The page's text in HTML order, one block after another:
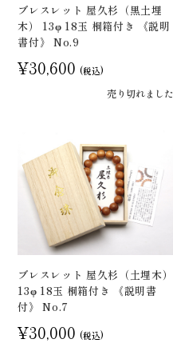
ブレスレット 屋久杉（黒土埋
木） 13φ 18玉 桐箱付き 《説明
書付》 No.9
¥30,600 (税込)
売り切れました
ブレスレット 屋久杉（土埋木）
13φ 18玉 桐箱付き 《説明書
付》 No.7
¥30,000 (税込)